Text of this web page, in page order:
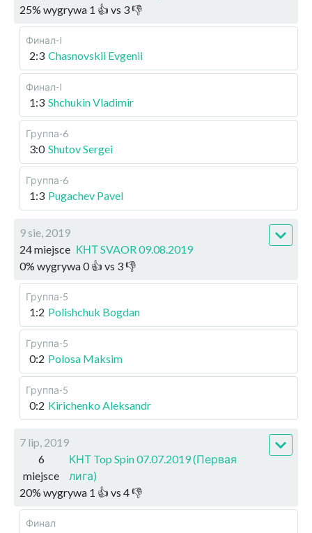
25% wygrywa 1 👍 vs 3👎
Финал-I
2:3 Chasnovskii Evgenii
Финал-I
1:3 Shchukin Vladimir
Группа-6
3:0 Shutov Sergei
Группа-6
1:3 Pugachev Pavel
9 sie, 2019
24 miejsce КНТ SVAOR 09.08.2019
0% wygrywa0👍 vs 3👎
Группа-5
1:2 Polishchuk Bogdan
Группа-5
0:2 Polosa Maksim
Группа-5
0:2 Kirichenko Aleksandr
7 lip, 2019
6
miejsce
КНТ Top Spin 07.07.2019 (Первая
лига)
20% wygrywa 1 👍 vs 4👎
Финал